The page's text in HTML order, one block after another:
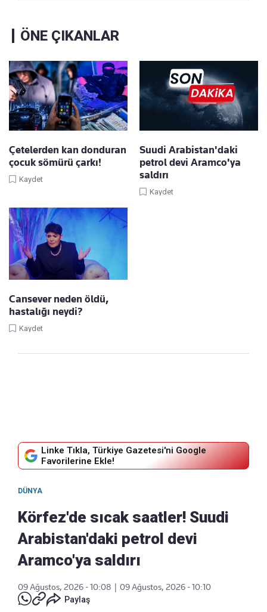
ÖNE ÇIKANLAR
Çetelerden kan donduran
çocuk sömürü çarkı!
Kaydet
Suudi Arabistan'daki
petrol devi Aramco'ya
saldırı
Kaydet
Cansever neden öldü,
hastalığı neydi?
Kaydet
Linke Tıkla, Türkiye Gazetesi'ni Google
Favorilerine Ekle!
DÜNYA
Körfez'de sıcak saatler! Suudi
Arabistan'daki petrol devi
Aramco'ya saldırı
09 Ağustos, 2026 - 10:08
09 Ağustos, 2026 - 10:10
Paylaş